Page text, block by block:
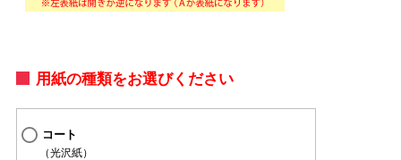
用紙の種類をお選びください
コート
（光沢紙）